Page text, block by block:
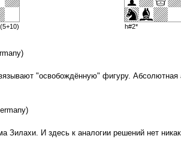
(5+10) h#2*
"освобождённую" фигуру. Абсолютная
И здесь к аналогии решений нет